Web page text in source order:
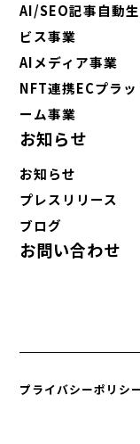
AI/SEO記事自動
ビス事業
AIメディア事業
NFT連携ECプラッ
ーム事業
お知らせ
お知らせ
プレスリリース
ブログ
お問い合わせ
プライバシーポリシ